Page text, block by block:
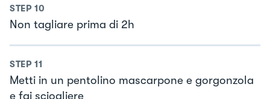
STEP 10
Non tagliare prima di 2h
STEP 11
Metti in un pentolino mascarpone e gorgonzola
e fai sciogliere